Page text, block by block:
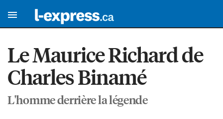
Le Maurice Richard de
Charles Binamé
L'homme derrière la légende